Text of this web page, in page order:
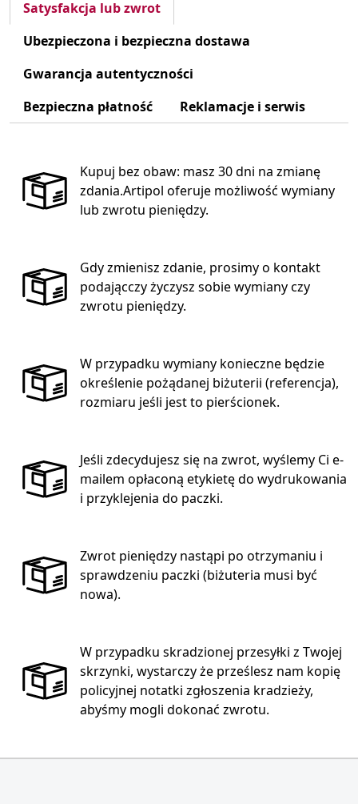
Satysfakcja lub zwrot
Ubezpieczona i bezpieczna dostawa
Gwarancja autentyczności
Bezpieczna płatność
Reklamacje i serwis
Kupuj bez obaw: masz 30 dni na zmianę
zdania.Artipol oferuje możliwość wymiany
lub zwrotu pieniędzy.
Gdy zmienisz zdanie, prosimy o kontakt
podającczy życzysz sobie wymiany czy
zwrotu pieniędzy.
W przypadku wymiany konieczne będzie
określenie pożądanej biżuterii (referencja),
rozmiaru jeśli jest to pierścionek.
Jeśli zdecydujesz się na zwrot, wyślemy Ci e-
mailem opłaconą etykietę do wydrukowania
i przyklejenia do paczki.
Zwrot pieniędzy nastąpi po otrzymaniu i
sprawdzeniu paczki (biżuteria musi być
nowa).
W przypadku skradzionej przesyłki z Twojej
skrzynki, wystarczy że prześlesz nam kopię
policyjnej notatki zgłoszenia kradzieży,
abyśmy mogli dokonać zwrotu.